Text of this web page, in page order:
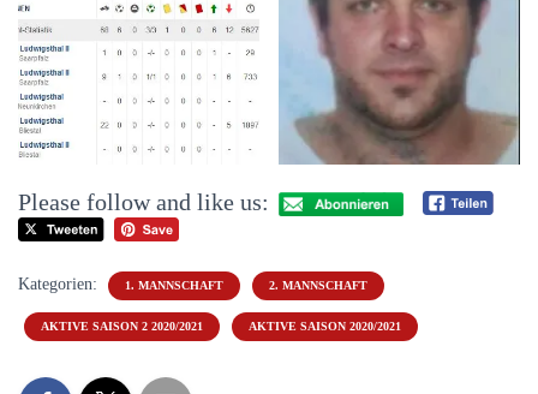
Please follow and like us:
Kategorien: 1. MANNSCHAFT 2. MANNSCHAFT
AKTIVE SAISON 2 2020/2021 AKTIVE SAISON 2020/2021